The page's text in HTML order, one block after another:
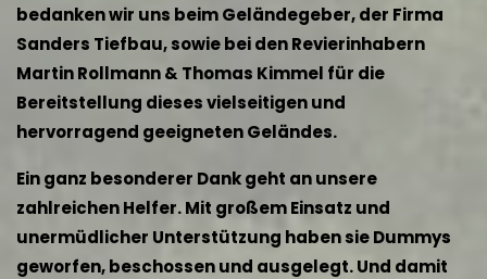
bedanken wir uns beim Geländegeber, der Firma
Sanders Tiefbau, sowie bei den Revierinhabern
Martin Rollmann & Thomas Kimmel für die
Bereitstellung dieses vielseitigen und
hervorragend geeigneten Geländes.
Ein ganz besonderer Dank geht an unsere
zahlreichen Helfer. Mit großem Einsatz und
unermüdlicher Unterstützung haben sie Dummys
geworfen, beschossen und ausgelegt. Und damit